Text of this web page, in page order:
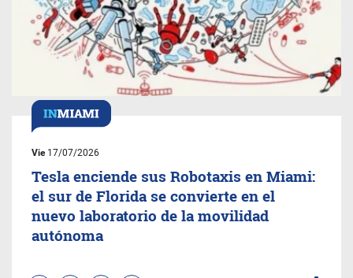
Vie17/07/2026
Tesla enciende sus Robotaxis en Miami:
el sur de Florida se convierte en el
nuevo laboratorio de la movilidad
autónoma